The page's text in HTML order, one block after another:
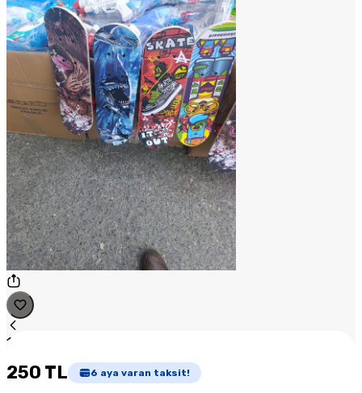
1
250 TL 6 aya varan taksit!